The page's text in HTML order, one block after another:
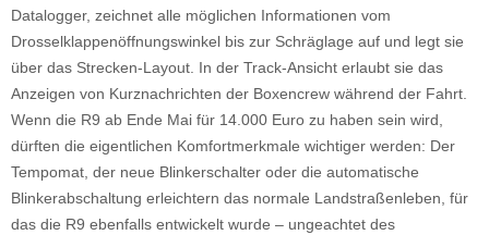
Datalogger, zeichnet alle möglichen Informationen vom
Drosselklappenöffnungswinkel bis zur Schräglage auf und legt sie
über das Strecken-Layout. In der Track-Ansicht erlaubt sie das
Anzeigen von Kurznachrichten der Boxencrew während der Fahrt.
Wenn die R9 ab Ende Mai für 14.000 Euro zu haben sein wird,
dürften die eigentlichen Komfortmerkmale wichtiger werden: Der
Tempomat, der neue Blinkerschalter oder die automatische
Blinkerabschaltung erleichtern das normale Landstraßenleben, für
das die R9 ebenfalls entwickelt wurde – ungeachtet des